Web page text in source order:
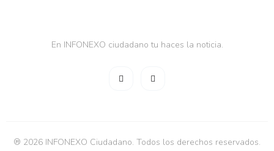
En INFONEXO ciudadano tu haces la noticia.
® 2026 INFONEXO Ciudadano. Todos los derechos reservados.